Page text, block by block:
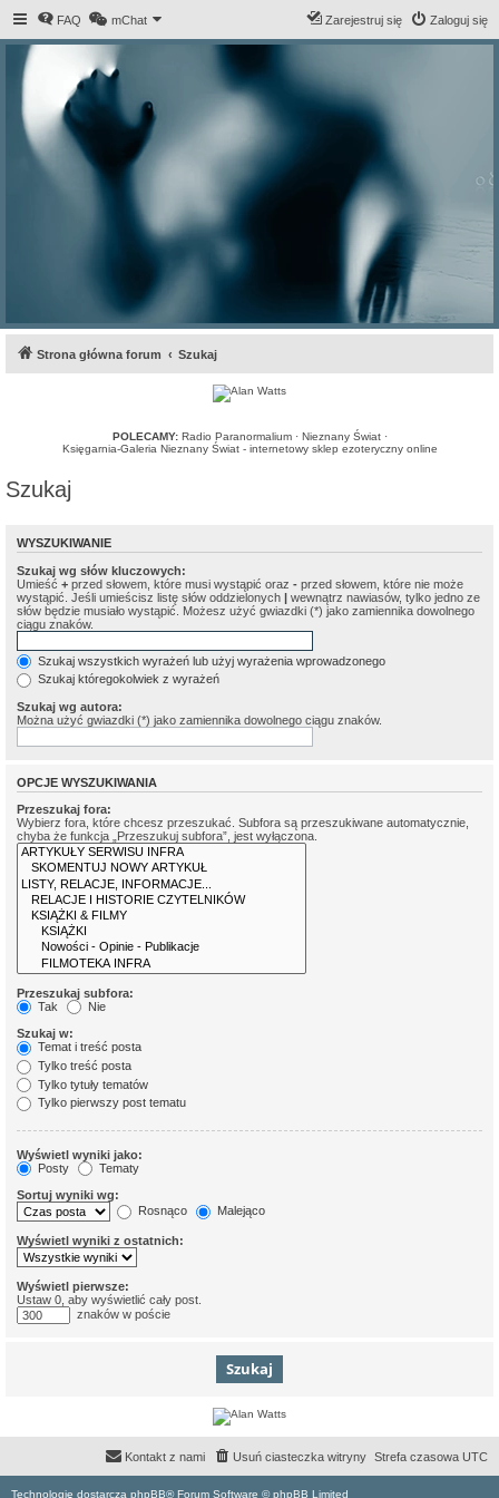
FAQ mChat Zaloguj się
Zarejestruj się
Strona główna forum Szukaj
POLECAMY: Radio Paranormalium· Nieznany Świat·
Księgarnia-Galeria Nieznany Świat - internetowy sklep ezoteryczny online
Szukaj
WYSZUKIWANIE
Szukaj wg słów kluczowych:
Umieść + przed słowem, które musi wystąpić oraz - przed słowem, które nie może
wystąpić. Jeśli umieścisz listę słów oddzielonych | wewnątrz nawiasów, tylko jedno ze
słów będzie musiało wystąpić. Możesz użyć gwiazdki (*) jako zamiennika dowolnego
ciągu znaków.
Szukaj wszystkich wyrażeń lub użyj wyrażenia wprowadzonego
Szukaj któregokolwiek z wyrażeń
Szukaj wg autora:
Można użyć gwiazdki (*) jako zamiennika dowolnego ciągu znaków.
OPCJE WYSZUKIWANIA
Przeszukaj fora:
Wybierz fora, które chcesz przeszukać. Subfora są przeszukiwane automatycznie,
chyba że funkcja „Przeszukuj subfora”, jest wyłączona.
Przeszukaj subfora:
Tak
Nie
Szukaj w:
Temat i treść posta
Tylko treść posta
Tylko tytuły tematów
Tylko pierwszy post tematu
Wyświetl wyniki jako:
Posty
Tematy
Sortuj wyniki wg:
Rosnąco
Malejąco
Wyświetl wyniki z ostatnich:
Wyświetl pierwsze:
Ustaw 0, aby wyświetlić cały post.
znaków w poście
Strefa czasowa UTC
Usuń ciasteczka witryny
Kontakt z nami
Technologię dostarcza phpBB® Forum Software © phpBB Limited